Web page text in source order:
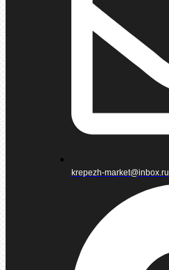
krepezh-market@inbox.ru